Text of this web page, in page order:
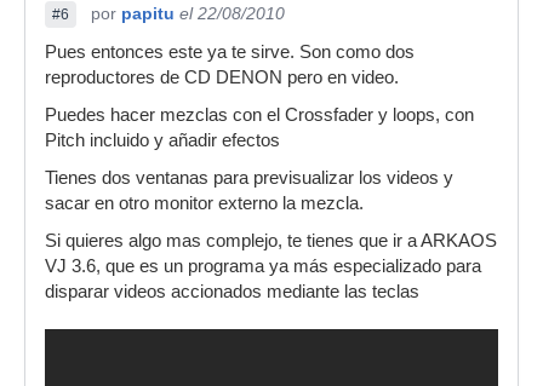
#6 por papitu el 22/08/2010
Pues entonces este ya te sirve. Son como dos
reproductores de CD DENON pero en video.
Puedes hacer mezclas con el Crossfader y loops, con
Pitch incluido y añadir efectos
Tienes dos ventanas para previsualizar los videos y
sacar en otro monitor externo la mezcla.
Si quieres algo mas complejo, te tienes que ir a ARKAOS
VJ 3.6, que es un programa ya más especializado para
disparar videos accionados mediante las teclas